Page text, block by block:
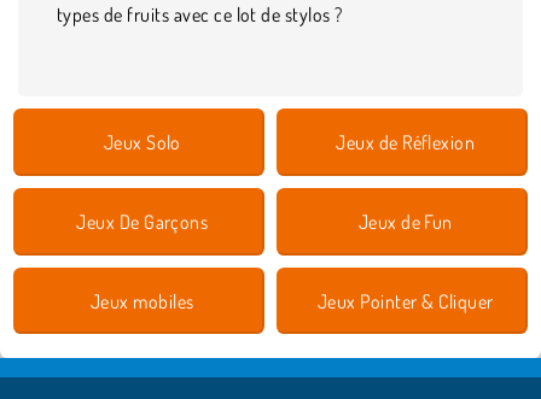
types de fruits avec ce lot de stylos ?
Jeux Solo Jeux de Réflexion
Jeux De Garçons Jeux de Fun
Jeux mobiles Jeux Pointer & Cliquer